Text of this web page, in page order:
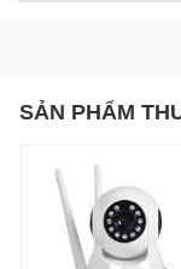
minh, bục giảng thông
Chúng tôi cam kết
hãng – Dịch vụ nhanh
Để được tư vấn lắp
0243.765.8333/
SẢN PHẨM